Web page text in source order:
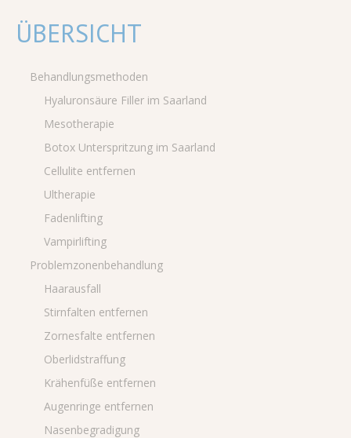
ÜBERSICHT
Behandlungsmethoden
Hyaluronsäure Filler im Saarland
Mesotherapie
Botox Unterspritzung im Saarland
Cellulite entfernen
Ultherapie
Fadenlifting
Vampirlifting
Problemzonenbehandlung
Haarausfall
Stirnfalten entfernen
Zornesfalte entfernen
Oberlidstraffung
Krähenfüße entfernen
Augenringe entfernen
Nasenbegradigung